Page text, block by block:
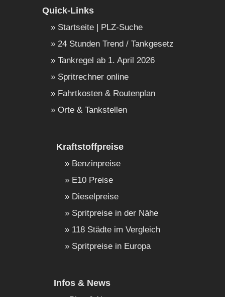
Quick-Links
Startseite | PLZ-Suche
24 Stunden Trend / Tankgesetz
Tankregel ab 1. April 2026
Spritrechner online
Fahrtkosten & Routenplan
Orte & Tankstellen
Kraftstoffpreise
Benzinpreise
E10 Preise
Dieselpreise
Spritpreise in der Nähe
118 Städte im Vergleich
Spritpreise in Europa
Infos & News